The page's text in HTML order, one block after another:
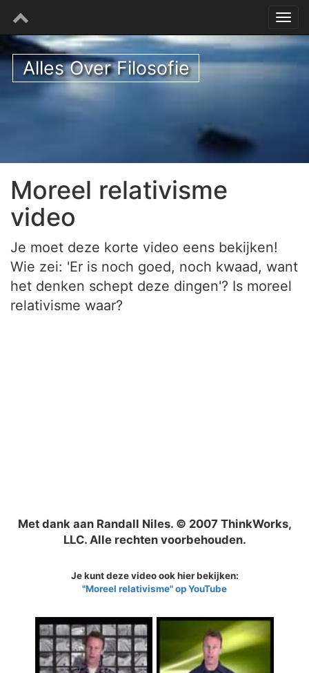
Alles Over Filosofie
Moreel relativisme
video
Je moet deze korte video eens bekijken!
Wie zei: 'Er is noch goed, noch kwaad, want
het denken schept deze dingen'? Is moreel
relativisme waar?
Met dank aan Randall Niles. © 2007 ThinkWorks,
LLC. Alle rechten voorbehouden.
Je kunt deze video ook hier bekijken:
"Moreel relativisme" op YouTube